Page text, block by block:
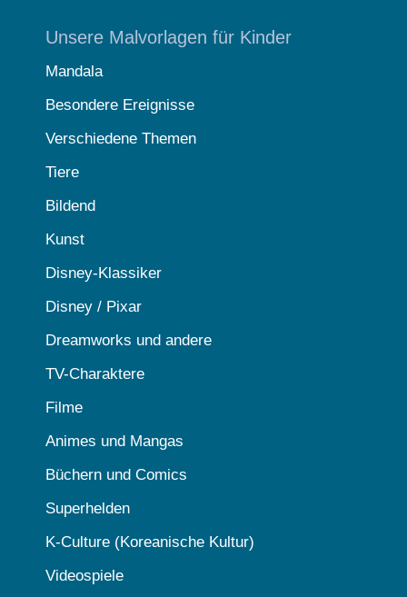
Unsere Malvorlagen für Kinder
Mandala
Besondere Ereignisse
Verschiedene Themen
Tiere
Bildend
Kunst
Disney-Klassiker
Disney / Pixar
Dreamworks und andere
TV-Charaktere
Filme
Animes und Mangas
Büchern und Comics
Superhelden
K-Culture (Koreanische Kultur)
Videospiele